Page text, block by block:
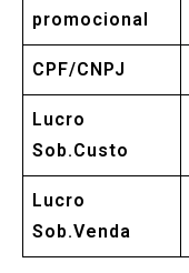
promocional
CPF/CNPJ
Lucro
Sob.Custo
Lucro
Sob.Venda